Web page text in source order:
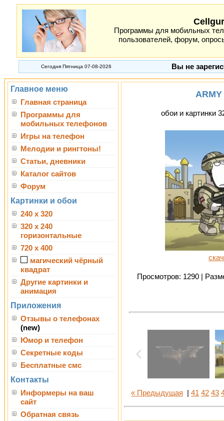
Программы для мобильных
пользователей, форум,
Сегодня Пятница 07-08-2026 Вы не
Главное меню
Главная страница
Программы для
мобильных телефонов
Игры на телефон
Мелодии и рингтоны!
Статьи, дневники
Каталог сайтов
Форум
Картинки и обои
240 x 320
320 x 240
горизонтальные
720 x 400
магический чёрный
квадрат
Другие картинки и
анимация
Приложения
Отзывы о телефонах
(new)
Юмор и телефон
Секретные коды
Бесплатные смс
Контакты
Информеры на ваш
сайт
Обратная связь
ARMY
обои и картинки
Просмотров: 1290 |
« Предыдущая 41 42 43